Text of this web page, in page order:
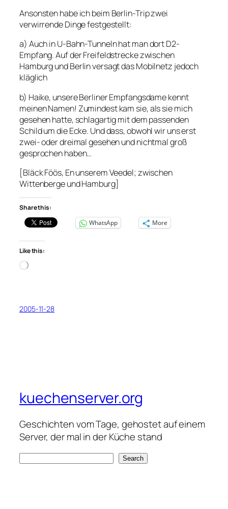
Ansonsten habe ich beim Berlin-Trip zwei
verwirrende Dinge festgestellt:
a) Auch in U-Bahn-Tunneln hat man dort D2-
Empfang. Auf der Freifeldstrecke zwischen
Hamburg und Berlin versagt das Mobilnetz jedoch
kläglich
b) Haike, unsere Berliner Empfangsdame kennt
meinen Namen! Zumindest kam sie, als sie mich
gesehen hatte, schlagartig mit dem passenden
Schild um die Ecke. Und dass, obwohl wir uns erst
zwei- oder dreimal gesehen und nichtmal groß
gesprochen haben…
[Bläck Föös, En unserem Veedel; zwischen
Wittenberge und Hamburg]
Share this:
WhatsApp
More
Like this:
Loading…
2005-11-28
kuechenserver.org
Geschichten vom Tage, gehostet auf einem
Server, der mal in der Küche stand
Search